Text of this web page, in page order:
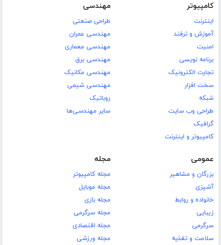
کامپیوتر
اینترنت
آموزش و ترفند
امنیت
برنامه نویسی
تجارت الکترونیک
سخت افزار
شبکه
طراحی وب سایت
گرافیک
کامپیوتر و اینترنت
مهندسی
طراحی صنعتی
مهندسی عمران
مهندسی معماری
مهندسی برق
مهندسی مکانیک
مهندسی شیمی
روباتیک
سایر مهندسی‌ها
عمومی
بزرگان و مشاهیر
آشپزی
خانواده و روابط
زیبایی
سرگرمی
سلامت و تغذیه
مجله
مجله کامپیوتر
مجله موبایل
مجله بازی
مجله سرگرمی
مجله اقتصادی
مجله ورزشی